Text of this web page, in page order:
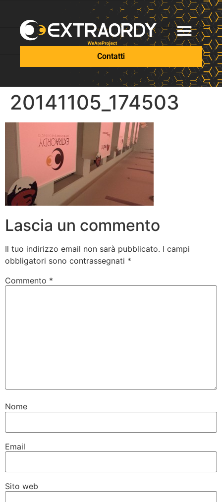
Contatti
20141105_174503
Lascia un commento
Il tuo indirizzo email non sarà pubblicato. I campi
obbligatori sono contrassegnati *
Commento *
Nome
Email
Sito web